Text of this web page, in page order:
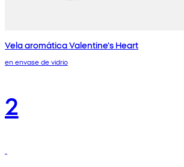
Vela aromática Valentine's Heart
en envase de vidrio
2